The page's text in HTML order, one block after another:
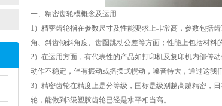
一、精密齿轮模概念及运用
1）精密齿轮指在参数尺寸及性能要求上非常高，参数包括
角、斜齿倾斜角度、齿圏跳动公差等方面；性能上包括材料
2）在运用方面，有代表性的产品如打印机及复印机内部传
动作不稳定，伴有振动或摇摆式幌动，嗓音特大，通过这我
3）精密齿轮在精度上是分等级，国标是级别越高越精密，
轮，能做到3级塑胶齿轮已经是水平相当高。